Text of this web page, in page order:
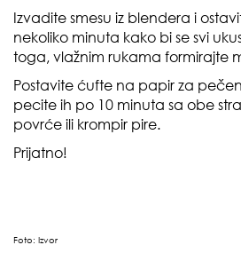
Izvadite smesu iz blendera i
nekoliko minuta kako bi se svi
toga, vlažnim rukama formirajte
Postavite ćufte na papir za
pecite ih po 10 minuta sa obe
povrće ili krompir pire.
Prijatno!
Foto: Izvor